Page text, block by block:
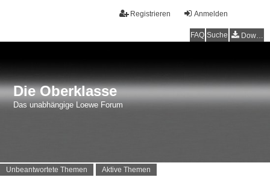
Anmelden
Registrieren
FAQ Suche Downloads
Die Oberklasse
Das unabhängige Loewe Forum
Unbeantwortete Themen Aktive Themen